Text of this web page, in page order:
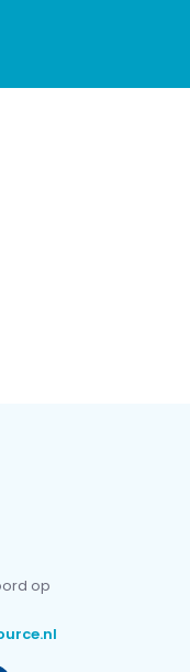
op